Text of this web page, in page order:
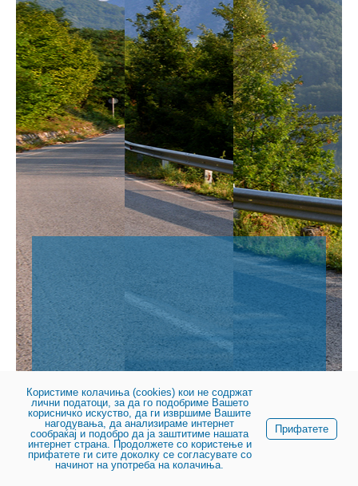
© 2023, Јавно претпријатие за државни патишта
Користиме колачиња (cookies) кои не содржат
лични податоци, за да го подобриме Вашето
корисничко искуство, да ги извршиме Вашите
нагодувања, да анализираме интернет
сообраќај и подобро да ја заштитиме нашата
интернет страна. Продолжете со користење и
прифатете ги сите доколку се согласувате со
начинот на употреба на колачиња.
Прифатете